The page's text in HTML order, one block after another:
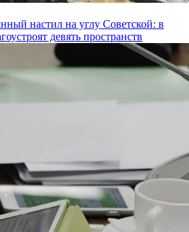
настил на углу Советской: в
девять пространств